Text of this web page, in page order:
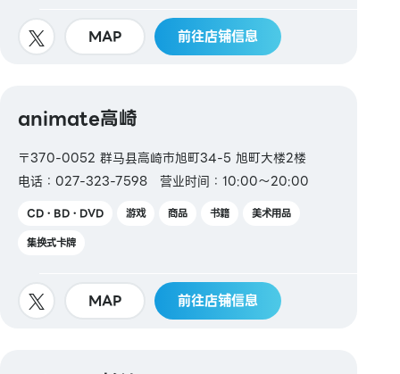
MAP 前往店铺信息
animate高崎
〒370-0052 群马县高崎市旭町34-5 旭町大楼2楼
电话：027-323-7598
营业时间：10:00～20:00
CD・BD・DVD 游戏 商品 书籍
美术用品
集换式卡牌
MAP 前往店铺信息